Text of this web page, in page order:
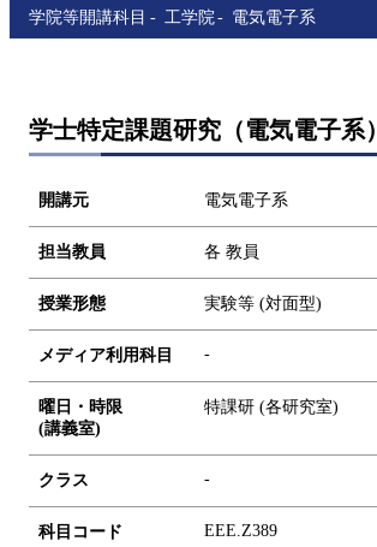
学院等開講科目
工学院 電気電子系
学士特定課題研究（電気電子系）
開講元 電気電子系
担当教員 各 教員
授業形態 実験等 (対面型)
メディア利用科目 -
曜日・時限
(講義室)
特課研 (各研究室)
クラス -
科目コード EEE.Z389